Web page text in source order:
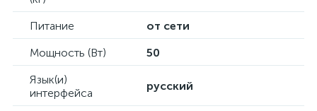
Питание
от сети
Мощность (Вт)
50
Язык(и)
интерфейса
русский